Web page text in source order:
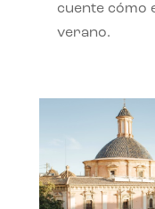
cuente cómo
verano.